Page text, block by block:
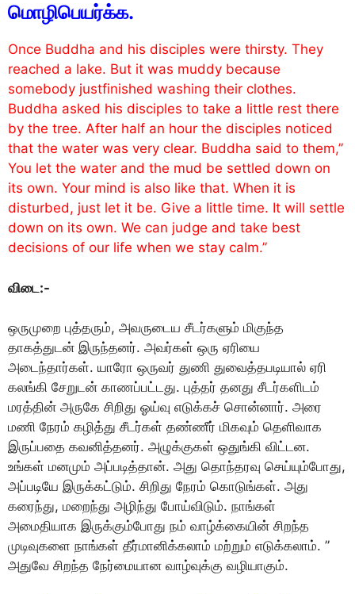
மாெழிபெயர்க்க.
Once Buddha and his disciples were thirsty. They
reached a lake. But it was muddy because
somebody justfinished washing their clothes.
Buddha asked his disciples to take a little rest there
by the tree. After half an hour the disciples noticed
that the water was very clear. Buddha said to them,”
You let the water and the mud be settled down on
its own. Your mind is also like that. When it is
disturbed, just let it be. Give a little time. It will settle
down on its own. We can judge and take best
decisions of our life when we stay calm.”
விடை:-
ஒருமுறை புத்தரும், அவருடைய சீடர்களும் மிகுந்த
தாகத்துடன் இருந்தனர். அவர்கள் ஒரு ஏரியை
அடைந்தார்கள். யாரோ ஒருவர் துணி துவைத்தபடியால் ஏரி
கலங்கி சேறுடன் காணப்பட்டது. புத்தர் தனது சீடர்களிடம்
மரத்தின் அருகே சிறிது ஓய்வு எடுக்கச் சொன்னார். அரை
மணி நேரம் கழித்து சீடர்கள் தண்ணீர் மிகவும் தெளிவாக
இருப்பதை கவனித்தனர். அழுக்குகள் ஒதுங்கி விட்டன.
உங்கள் மனமும் அப்படித்தான். அது தொந்தரவு செய்யும்போது,
அப்படியே இருக்கட்டும். சிறிது நேரம் கொடுங்கள். அது
கரைந்து, மறைந்து அழிந்து போய்விடும். நாங்கள்
அமைதியாக இருக்கும்போது நம் வாழ்க்கையின் சிறந்த
முடிவுகளை நாங்கள் தீர்மானிக்கலாம் மற்றும் எடுக்கலாம். ”
அதுவே சிறந்த நேர்மையான வாழ்வுக்கு வழியாகும்.